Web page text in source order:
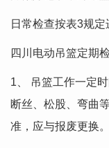
日常检查按表3规定
四川电动吊篮定期检
1、 吊篮工作一定
断丝、松股、弯曲
准，应与报废更换。